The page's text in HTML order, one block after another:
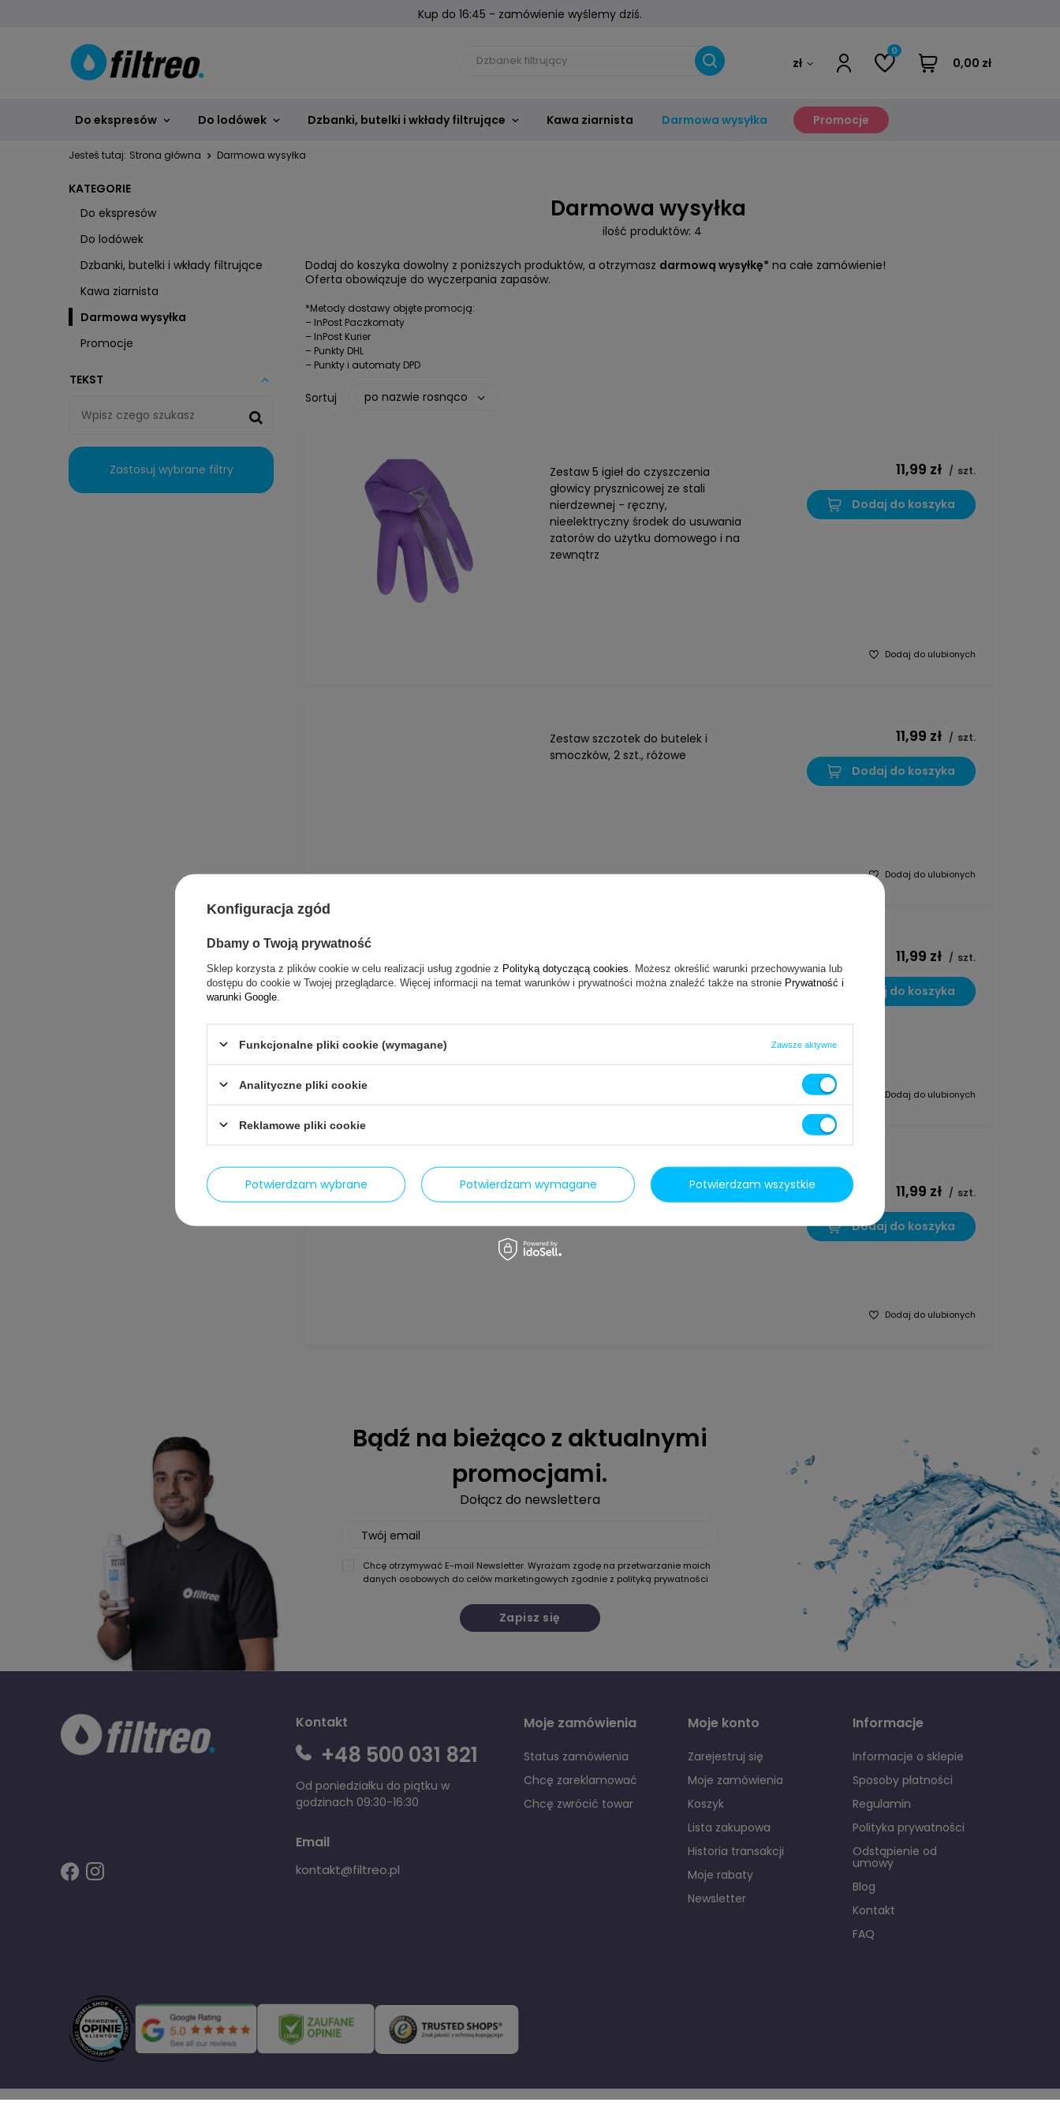
Kup do 16:45 - zamówienie wyślemy dziś.
zł
0
0,00 zł
Do ekspresów Do lodówek Dzbanki, butelki i wkłady filtrujące Kawa ziarnista Darmowa wysyłka Promocje
Jesteś tutaj: Strona główna Darmowa wysyłka
KATEGORIE
Do ekspresów
Do lodówek
Dzbanki, butelki i wkłady filtrujące
Kawa ziarnista
Darmowa wysyłka
Promocje
TEKST
Zastosuj wybrane filtry
Darmowa wysyłka
ilość produktów: 4
Dodaj do koszyka dowolny z poniższych produktów, a otrzymasz darmową wysyłkę* na całe zamówienie!
Oferta obowiązuje do wyczerpania zapasów.
*Metody dostawy objęte promocją:
– InPost Paczkomaty
– InPost Kurier
– Punkty DHL
– Punkty i automaty DPD
Sortuj po nazwie rosnąco
Zestaw 5 igieł do czyszczenia
głowicy prysznicowej ze stali
nierdzewnej - ręczny,
nieelektryczny środek do usuwania
zatorów do użytku domowego i na
zewnątrz
11,99 zł / szt.
Dodaj do ulubionych
Dodaj do koszyka
Zestaw szczotek do butelek i
smoczków, 2 szt., różowe
11,99 zł / szt.
Dodaj do ulubionych
Dodaj do koszyka
smoczków i nie tylko, niebieskie
11,99 zł / szt.
Dodaj do ulubionych
Dodaj do koszyka
Szczoteczka Magic Brush 360
11,99 zł / szt.
(3 opinii)
Dodaj do ulubionych
Dodaj do koszyka
Bądź na bieżąco z aktualnymi
promocjami.
Dołącz do newslettera
Twój email
Chcę otrzymywać E-mail Newsletter. Wyrażam zgodę na przetwarzanie moich
danych osobowych do celów marketingowych zgodnie z polityką prywatności
Zapisz się
Kontakt
+48 500 031 821
Od poniedziałku do piątku w
godzinach 09:30-16:30
Email
kontakt@filtreo.pl
Moje zamówienia
Status zamówienia
Chcę zareklamować
Chcę zwrócić towar
Moje konto
Zarejestruj się
Moje zamówienia
Koszyk
Lista zakupowa
Historia transakcji
Moje rabaty
Newsletter
Informacje
Informacje o sklepie
Sposoby płatności
Regulamin
Polityka prywatności
Odstąpienie od
umowy
Blog
Kontakt
FAQ
Konfiguracja zgód
Dbamy o Twoją prywatność
Sklep korzysta z plików cookie w celu realizacji usług zgodnie z Polityką dotyczącą cookies . Możesz określić warunki przechowywania lub
dostępu do cookie w Twojej przeglądarce. Więcej informacji na temat warunków i prywatności można znaleźć także na stronie Prywatność i
warunki Google
Funkcjonalne pliki cookie (wymagane) Zawsze aktywne
Analityczne pliki cookie
Reklamowe pliki cookie
Potwierdzam wybrane Potwierdzam wymagane Potwierdzam wszystkie